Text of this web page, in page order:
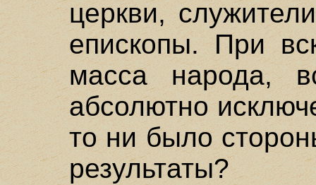
церкви,
епископы. При
масса народа,
абсолютно
то ни было
результаты?